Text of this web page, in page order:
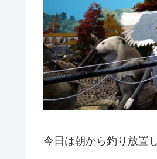
今日は朝から釣り放置